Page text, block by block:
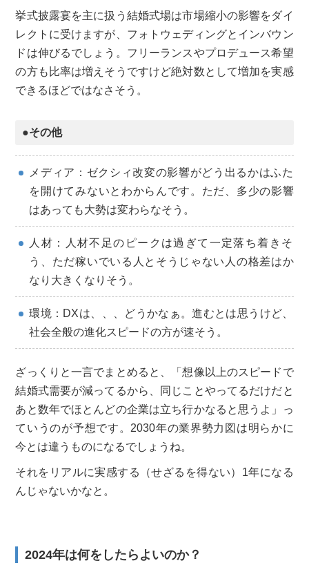
挙式披露宴を主に扱う結婚式場は市場縮小の影響をダイ
レクトに受けますが、フォトウェディングとインバウン
ドは伸びるでしょう。フリーランスやプロデュース希望
の方も比率は増えそうですけど絶対数として増加を実感
できるほどではなさそう。
●その他
メディア：ゼクシィ改変の影響がどう出るかはふた
を開けてみないとわからんです。ただ、多少の影響
はあっても大勢は変わらなそう。
人材：人材不足のピークは過ぎて一定落ち着きそ
う、ただ稼いでいる人とそうじゃない人の格差はか
なり大きくなりそう。
環境：DXは、、、どうかなぁ。進むとは思うけど、
社会全般の進化スピードの方が速そう。
ざっくりと一言でまとめると、「想像以上のスピードで
結婚式需要が減ってるから、同じことやってるだけだと
あと数年でほとんどの企業は立ち行かなると思うよ」っ
ていうのが予想です。2030年の業界勢力図は明らかに
今とは違うものになるでしょうね。
それをリアルに実感する（せざるを得ない）1年になる
んじゃないかなと。
2024年は何をしたらよいのか？